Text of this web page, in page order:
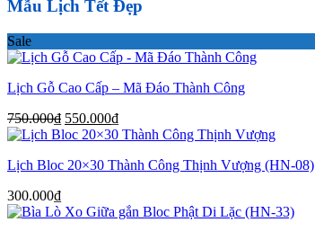
Mẫu Lịch Tết Đẹp
Sale
Lịch Gỗ Cao Cấp – Mã Đáo Thành Công
750.000₫ Giá
gốc
750.000₫.
550.000₫Giá
hiện
là:
Lịch Bloc 20×30 Thành Công Thịnh Vượng (HN-08)
300.000₫